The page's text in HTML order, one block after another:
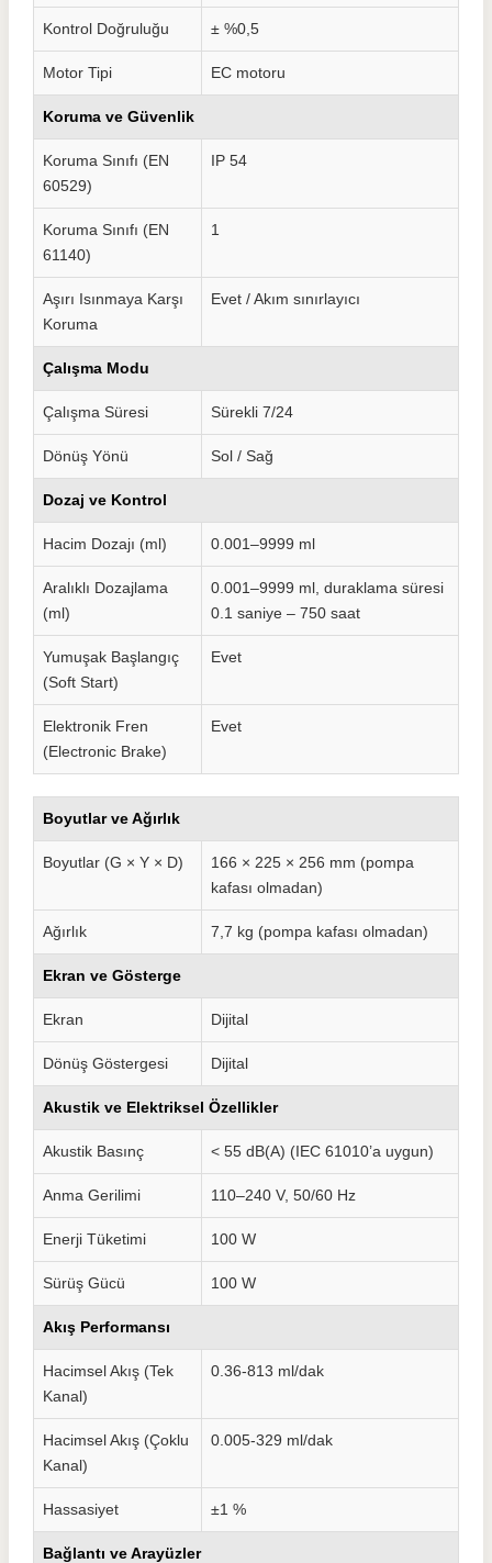
Kontrol Doğruluğu ± %0,5
Motor Tipi EC motoru
Koruma ve Güvenlik
Koruma Sınıfı (EN
60529)
IP 54
Koruma Sınıfı (EN
61140)
1
Aşırı Isınmaya Karşı
Koruma
Evet / Akım sınırlayıcı
Çalışma Modu
Çalışma Süresi Sürekli 7/24
Dönüş Yönü Sol / Sağ
Dozaj ve Kontrol
Hacim Dozajı (ml) 0.001–9999 ml
Aralıklı Dozajlama
(ml)
0.001–9999 ml, duraklama süresi
0.1 saniye – 750 saat
Yumuşak Başlangıç
(Soft Start)
Evet
Elektronik Fren
(Electronic Brake)
Evet
Boyutlar ve Ağırlık
Boyutlar (G × Y × D)
166 × 225 × 256 mm (pompa
kafası olmadan)
Ağırlık 7,7 kg (pompa kafası olmadan)
Ekran ve Gösterge
Ekran Dijital
Dönüş Göstergesi Dijital
Akustik ve Elektriksel Özellikler
Akustik Basınç < 55 dB(A) (IEC 61010’a uygun)
Anma Gerilimi 110–240 V, 50/60 Hz
Enerji Tüketimi 100 W
Sürüş Gücü 100 W
Akış Performansı
Hacimsel Akış (Tek
Kanal)
0.36-813 ml/dak
Hacimsel Akış (Çoklu
Kanal)
0.005-329 ml/dak
Hassasiyet ±1 %
Bağlantı ve Arayüzler